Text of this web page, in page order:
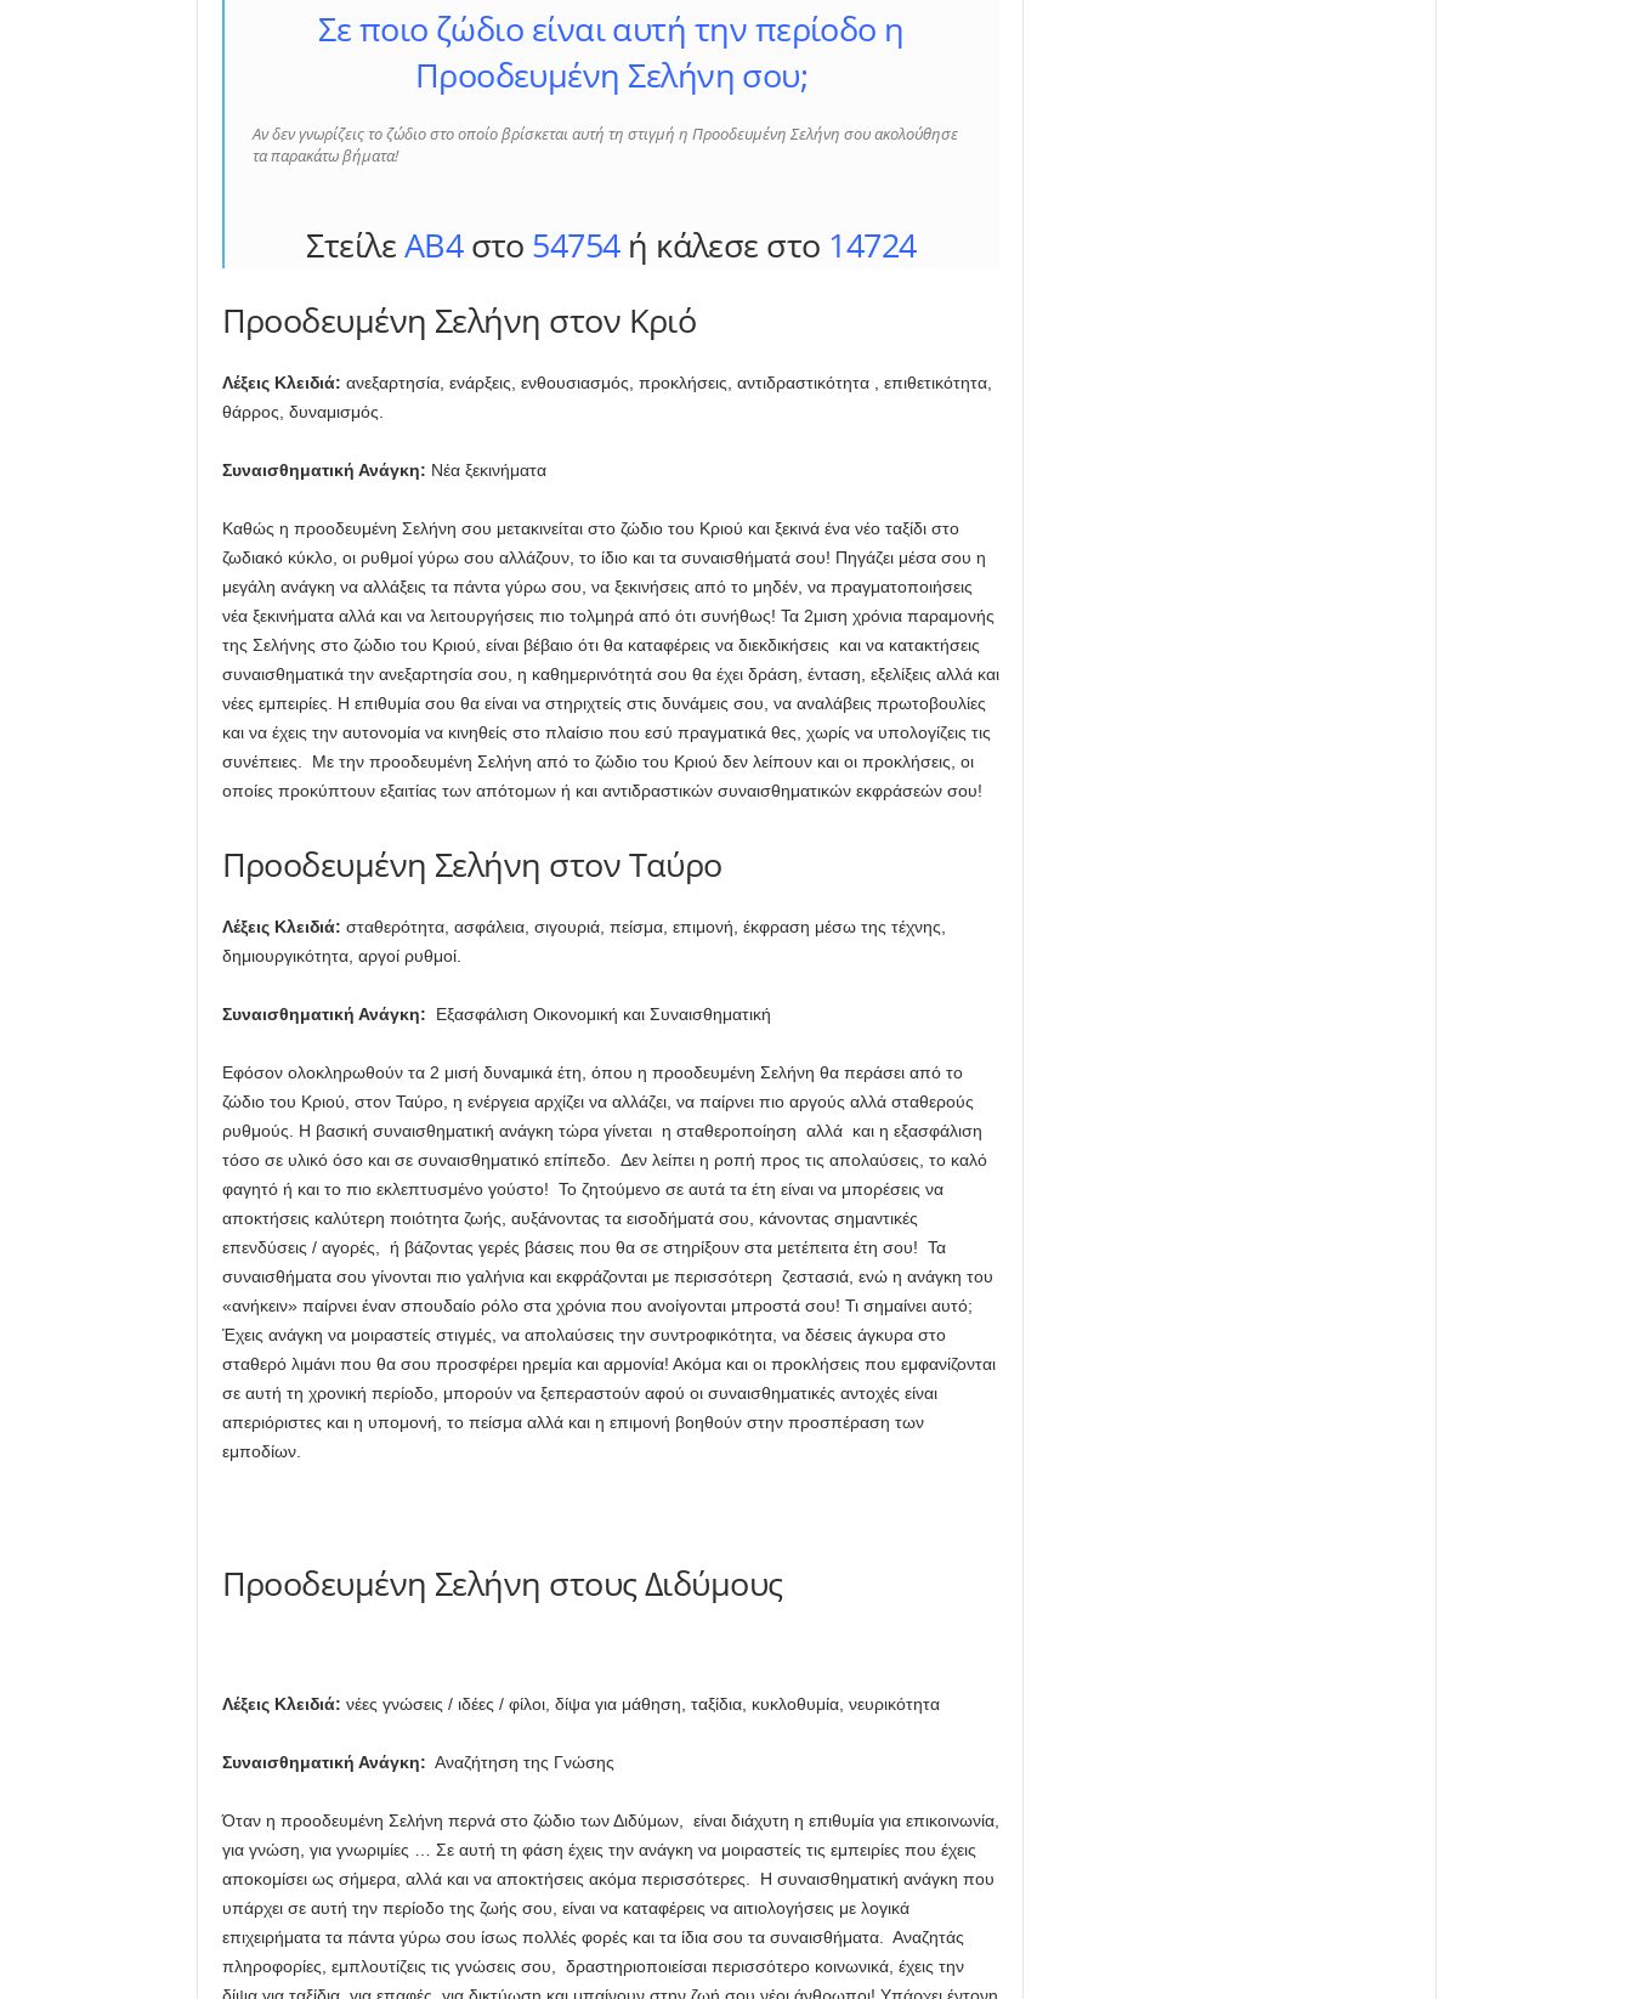
Σε ποιο ζώδιο είναι αυτή την περίοδο η
Προοδευμένη Σελήνη σου;
Αν δεν γνωρίζεις το ζώδιο στο οποίο βρίσκεται αυτή τη στιγμή η Προοδευμένη Σελήνη σου ακολούθησε
τα παρακάτω βήματα!
ΣτείλεΑΒ4στο 54754ή κάλεσε στο 14724
Προοδευμένη Σελήνη στον Κριό
Λέξεις Κλειδιά: ανεξαρτησία, ενάρξεις, ενθουσιασμός, προκλήσεις, αντιδραστικότητα , επιθετικότητα,
θάρρος, δυναμισμός.
Συναισθηματική Ανάγκη: Νέα ξεκινήματα
Καθώς η προοδευμένη Σελήνη σου μετακινείται στο ζώδιο του Κριού και ξεκινά ένα νέο ταξίδι στο
ζωδιακό κύκλο, οι ρυθμοί γύρω σου αλλάζουν, το ίδιο και τα συναισθήματά σου! Πηγάζει μέσα σου η
μεγάλη ανάγκη να αλλάξεις τα πάντα γύρω σου, να ξεκινήσεις από το μηδέν, να πραγματοποιήσεις
νέα ξεκινήματα αλλά και να λειτουργήσεις πιο τολμηρά από ότι συνήθως! Τα 2μιση χρόνια παραμονής
της Σελήνης στο ζώδιο του Κριού, είναι βέβαιο ότι θα καταφέρεις να διεκδικήσεις και να κατακτήσεις
συναισθηματικά την ανεξαρτησία σου, η καθημερινότητά σου θα έχει δράση, ένταση, εξελίξεις αλλά και
νέες εμπειρίες. Η επιθυμία σου θα είναι να στηριχτείς στις δυνάμεις σου, να αναλάβεις πρωτοβουλίες
και να έχεις την αυτονομία να κινηθείς στο πλαίσιο που εσύ πραγματικά θες, χωρίς να υπολογίζεις τις
συνέπειες. Με την προοδευμένη Σελήνη από το ζώδιο του Κριού δεν λείπουν και οι προκλήσεις, οι
οποίες προκύπτουν εξαιτίας των απότομων ή και αντιδραστικών συναισθηματικών εκφράσεών σου!
Προοδευμένη Σελήνη στον Ταύρο
Λέξεις Κλειδιά: σταθερότητα, ασφάλεια, σιγουριά, πείσμα, επιμονή, έκφραση μέσω της τέχνης,
δημιουργικότητα, αργοί ρυθμοί.
Συναισθηματική Ανάγκη: Εξασφάλιση Οικονομική και Συναισθηματική
Εφόσον ολοκληρωθούν τα 2 μισή δυναμικά έτη, όπου η προοδευμένη Σελήνη θα περάσει από το
ζώδιο του Κριού, στον Ταύρο, η ενέργεια αρχίζει να αλλάζει, να παίρνει πιο αργούς αλλά σταθερούς
ρυθμούς. Η βασική συναισθηματική ανάγκη τώρα γίνεται η σταθεροποίηση αλλά και η εξασφάλιση
τόσο σε υλικό όσο και σε συναισθηματικό επίπεδο. Δεν λείπει η ροπή προς τις απολαύσεις, το καλό
φαγητό ή και το πιο εκλεπτυσμένο γούστο! Το ζητούμενο σε αυτά τα έτη είναι να μπορέσεις να
αποκτήσεις καλύτερη ποιότητα ζωής, αυξάνοντας τα εισοδήματά σου, κάνοντας σημαντικές
επενδύσεις / αγορές, ή βάζοντας γερές βάσεις που θα σε στηρίξουν στα μετέπειτα έτη σου! Τα
συναισθήματα σου γίνονται πιο γαλήνια και εκφράζονται με περισσότερη ζεστασιά, ενώ η ανάγκη του
«ανήκειν» παίρνει έναν σπουδαίο ρόλο στα χρόνια που ανοίγονται μπροστά σου! Τι σημαίνει αυτό;
Έχεις ανάγκη να μοιραστείς στιγμές, να απολαύσεις την συντροφικότητα, να δέσεις άγκυρα στο
σταθερό λιμάνι που θα σου προσφέρει ηρεμία και αρμονία! Ακόμα και οι προκλήσεις που εμφανίζονται
σε αυτή τη χρονική περίοδο, μπορούν να ξεπεραστούν αφού οι συναισθηματικές αντοχές είναι
απεριόριστες και η υπομονή, το πείσμα αλλά και η επιμονή βοηθούν στην προσπέραση των
εμποδίων.
Προοδευμένη Σελήνη στους Διδύμους
Λέξεις Κλειδιά: νέες γνώσεις / ιδέες / φίλοι, δίψα για μάθηση, ταξίδια, κυκλοθυμία, νευρικότητα
Συναισθηματική Ανάγκη: Αναζήτηση της Γνώσης
Όταν η προοδευμένη Σελήνη περνά στο ζώδιο των Διδύμων, είναι διάχυτη η επιθυμία για επικοινωνία,
για γνώση, για γνωριμίες … Σε αυτή τη φάση έχεις την ανάγκη να μοιραστείς τις εμπειρίες που έχεις
αποκομίσει ως σήμερα, αλλά και να αποκτήσεις ακόμα περισσότερες. Η συναισθηματική ανάγκη που
υπάρχει σε αυτή την περίοδο της ζωής σου, είναι να καταφέρεις να αιτιολογήσεις με λογικά
επιχειρήματα τα πάντα γύρω σου ίσως πολλές φορές και τα ίδια σου τα συναισθήματα. Αναζητάς
πληροφορίες, εμπλουτίζεις τις γνώσεις σου, δραστηριοποιείσαι περισσότερο κοινωνικά, έχεις την